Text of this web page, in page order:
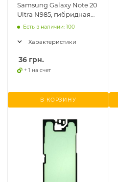
Samsung Galaxy Note 20
Ultra N985, гибридная
UFЕсть в наличии: 100
Характеристики
36 грн.
+ 1 на счет
В КОРЗИНУ